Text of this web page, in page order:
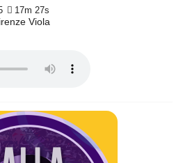
17m 27s
Viola